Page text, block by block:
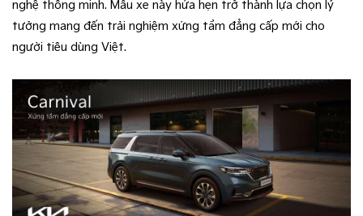
nghệ thông minh. Mẫu xe này hứa hẹn trở thành lựa chọn lý
tưởng mang đến trải nghiệm xứng tầm đẳng cấp mới cho
người tiêu dùng Việt.